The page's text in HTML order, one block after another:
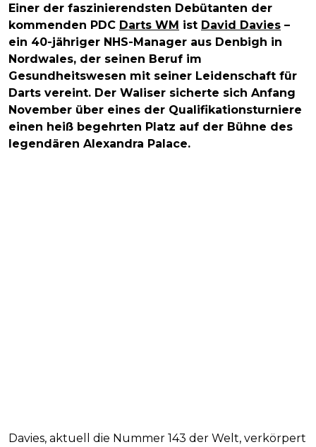
Einer der faszinierendsten Debütanten der
kommenden PDC Darts WM ist David Davies –
ein 40-jähriger NHS-Manager aus Denbigh in
Nordwales, der seinen Beruf im
Gesundheitswesen mit seiner Leidenschaft für
Darts vereint. Der Waliser sicherte sich Anfang
November über eines der Qualifikationsturniere
einen heiß begehrten Platz auf der Bühne des
legendären Alexandra Palace.
Davies, aktuell die Nummer 143 der Welt, verkörpert